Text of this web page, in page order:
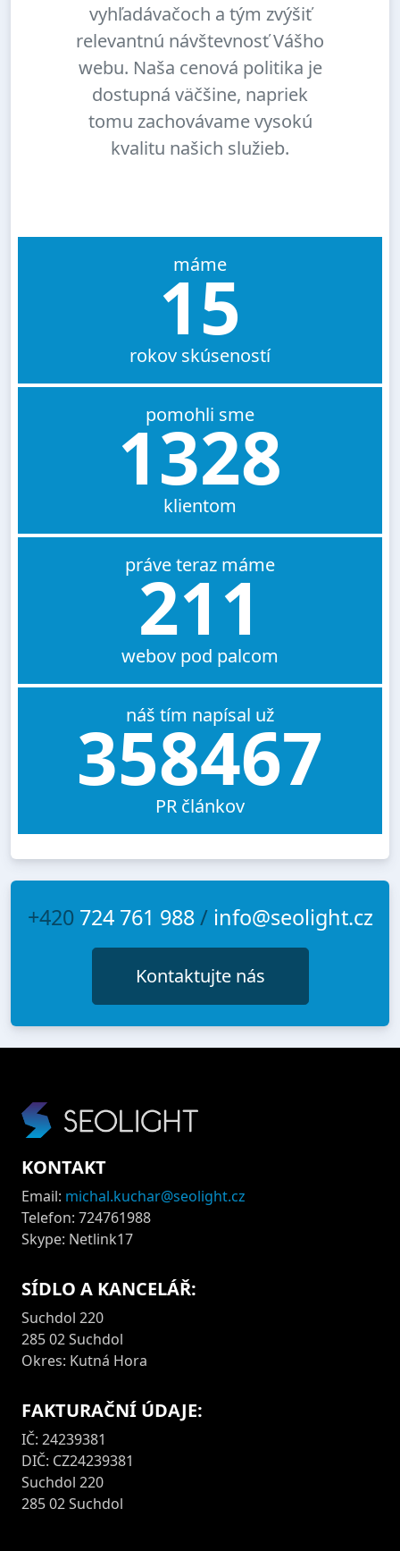
vyhľadávačoch a tým zvýšiť
relevantnú návštevnosť Vášho
webu. Naša cenová politika je
dostupná väčšine, napriek
tomu zachovávame vysokú
kvalitu našich služieb.
máme
15
rokov skúseností
pomohli sme
1328
klientom
práve teraz máme
211
webov pod palcom
náš tím napísal už
358467
PR článkov
+420 724 761 988/ info@seolight.cz
Kontaktujte nás
KONTAKT
Email: michal.kuchar@seolight.cz
Telefon: 724761988
Skype: Netlink17
SÍDLO A KANCELÁŘ:
Suchdol 220
285 02 Suchdol
Okres: Kutná Hora
FAKTURAČNÍ ÚDAJE:
IČ: 24239381
DIČ: CZ24239381
Suchdol 220
285 02 Suchdol